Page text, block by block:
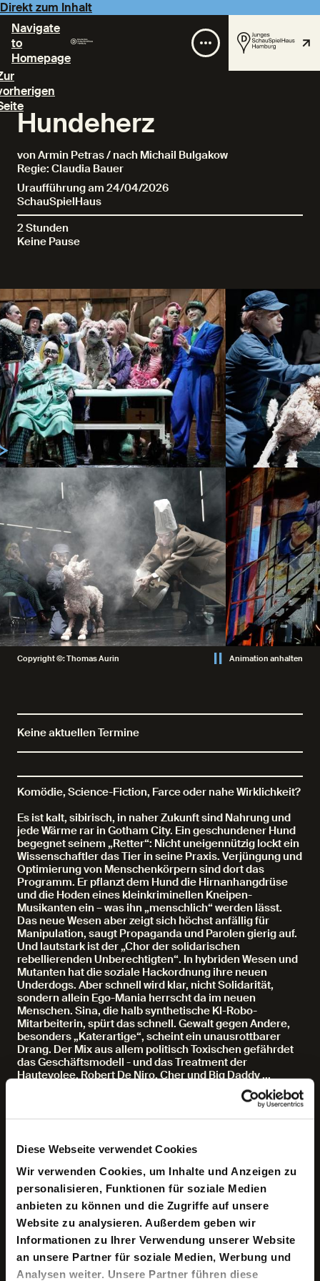
Diese Webseite verwendet Cookies
Wir verwenden Cookies, um Inhalte und Anzeigen zu
personalisieren, Funktionen für soziale Medien
anbieten zu können und die Zugriffe auf unsere
Website zu analysieren. Außerdem geben wir
Informationen zu Ihrer Verwendung unserer Website
an unsere Partner für soziale Medien, Werbung und
Analysen weiter. Unsere Partner führen diese
Direkt zum Inhalt
Navigate
to
Homepage
Hundeherz
von Armin Petras / nach Michail Bulgakow
Regie: Claudia Bauer
Uraufführung am 24/04/2026
SchauSpielHaus
2 Stunden
Keine Pause
Copyright ©: Thomas Aurin Animation anhalten
Keine aktuellen Termine
Komödie, Science-Fiction, Farce oder nahe Wirklichkeit?
Es ist kalt, sibirisch, in naher Zukunft sind Nahrung und
jede Wärme rar in Gotham City. Ein geschundener Hund
begegnet seinem „Retter“: Nicht uneigennützig lockt ein
Wissenschaftler das Tier in seine Praxis. Verjüngung und
Optimierung von Menschenkörpern sind dort das
Programm. Er pflanzt dem Hund die Hirnanhangdrüse
und die Hoden eines kleinkriminellen Kneipen-
Musikanten ein – was ihn „menschlich“ werden lässt.
Das neue Wesen aber zeigt sich höchst anfällig für
Manipulation, saugt Propaganda und Parolen gierig auf.
Und lautstark ist der „Chor der solidarischen
rebellierenden Unberechtigten“. In hybriden Wesen und
Mutanten hat die soziale Hackordnung ihre neuen
Underdogs. Aber schnell wird klar, nicht Solidarität,
sondern allein Ego-Mania herrscht da im neuen
Menschen. Sina, die halb synthetische KI-Robo-
Mitarbeiterin, spürt das schnell. Gewalt gegen Andere,
besonders „Katerartige“, scheint ein unausrottbarer
Drang. Der Mix aus allem politisch Toxischen gefährdet
das Geschäftsmodell - und das Treatment der
Hautevolee, Robert De Niro, Cher und Big Daddy ...
Seit ihrer Entstehung 1925 entfaltet Bulgakows Novelle
menschlichen Körpers und Geistes, ein Unternehmen,
das vielfach fortgesetzt wird und sich zu einer weltweiten
Industrie entwickelt.
Claudia Bauer ist bekannt für ihre starken Zugriffe auf
Stücke, poetisch und politisch, anarchisch und
dadaistisch, berauschend und schnell. Sie studierte
Regie an der Hochschule für Schauspielkunst Ernst
Busch und leitete von 1999 bis 2004 das Theaterhaus
Jena. Claudia Bauer inszeniert an zahlreichen großen